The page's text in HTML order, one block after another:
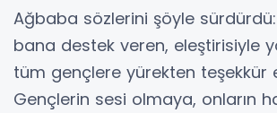
Ağbaba sözlerini şöyle
bana destek veren, eleştirisiyle
tüm gençlere yürekten teşekkür
Gençlerin sesi olmaya, onların